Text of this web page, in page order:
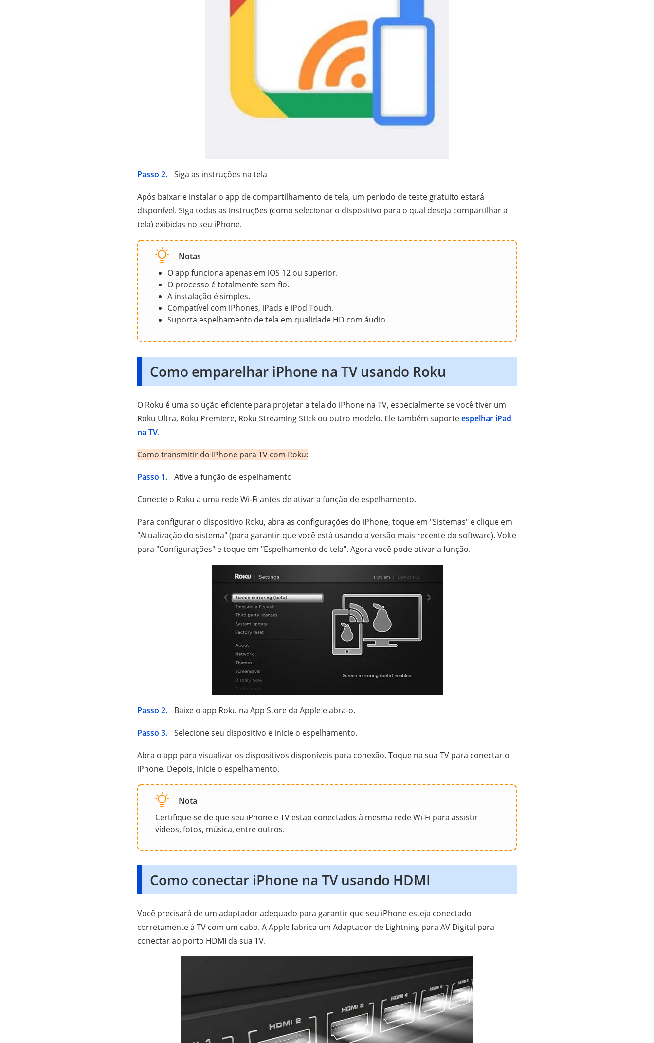
Passo 2. Siga as instruções na tela
Após baixar e instalar o app de compartilhamento de tela, um período de teste gratuito estará
disponível. Siga todas as instruções (como selecionar o dispositivo para o qual deseja compartilhar a
tela) exibidas no seu iPhone.
Notas
O app funciona apenas em iOS 12 ou superior.
O processo é totalmente sem fio.
A instalação é simples.
Compatível com iPhones, iPads e iPod Touch.
Suporta espelhamento de tela em qualidade HD com áudio.
Como emparelhar iPhone na TV usando Roku
O Roku é uma solução eficiente para projetar a tela do iPhone na TV, especialmente se você tiver um
Roku Ultra, Roku Premiere, Roku Streaming Stick ou outro modelo. Ele também suporteespelhar iPad
na TV.
Como transmitir do iPhone para TV com Roku:
Passo 1. Ative a função de espelhamento
Conecte o Roku a uma rede Wi-Fi antes de ativar a função de espelhamento.
Para configurar o dispositivo Roku, abra as configurações do iPhone, toque em "Sistemas" e clique em
"Atualização do sistema" (para garantir que você está usando a versão mais recente do software). Volte
para "Configurações" e toque em "Espelhamento de tela". Agora você pode ativar a função.
Passo 2. Baixe o app Roku na App Store da Apple e abra-o.
Passo 3. Selecione seu dispositivo e inicie o espelhamento.
Abra o app para visualizar os dispositivos disponíveis para conexão. Toque na sua TV para conectar o
iPhone. Depois, inicie o espelhamento.
Nota
Certifique-se de que seu iPhone e TV estão conectados à mesma rede Wi-Fi para assistir
vídeos, fotos, música, entre outros.
Como conectar iPhone na TV usando HDMI
Você precisará de um adaptador adequado para garantir que seu iPhone esteja conectado
corretamente à TV com um cabo. A Apple fabrica um Adaptador de Lightning para AV Digital para
conectar ao porto HDMI da sua TV.